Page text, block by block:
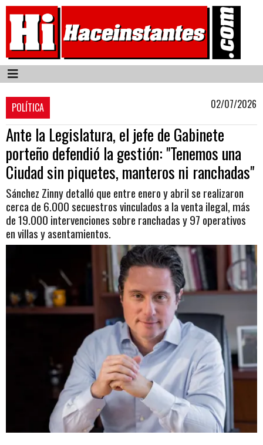
POLÍTICA 02/07/2026
Ante la Legislatura, el jefe de Gabinete
porteño defendió la gestión: "Tenemos una
Ciudad sin piquetes, manteros ni ranchadas"
Sánchez Zinny detalló que entre enero y abril se realizaron
cerca de 6.000 secuestros vinculados a la venta ilegal, más
de 19.000 intervenciones sobre ranchadas y 97 operativos
en villas y asentamientos.